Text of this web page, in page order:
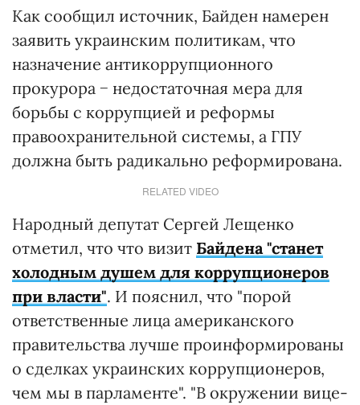
Как сообщил источник, Байден намерен
заявить украинским политикам, что
назначение антикоррупционного
прокурора − недостаточная мера для
борьбы с коррупцией и реформы
правоохранительной системы, а ГПУ
должна быть радикально реформирована.
RELATED VIDEO
Народный депутат Сергей Лещенко
отметил, что что визит Байдена "станет
холодным душем для коррупционеров
при власти". И пояснил, что "порой
ответственные лица американского
правительства лучше проинформированы
о сделках украинских коррупционеров,
чем мы в парламенте". "В окружении вице-